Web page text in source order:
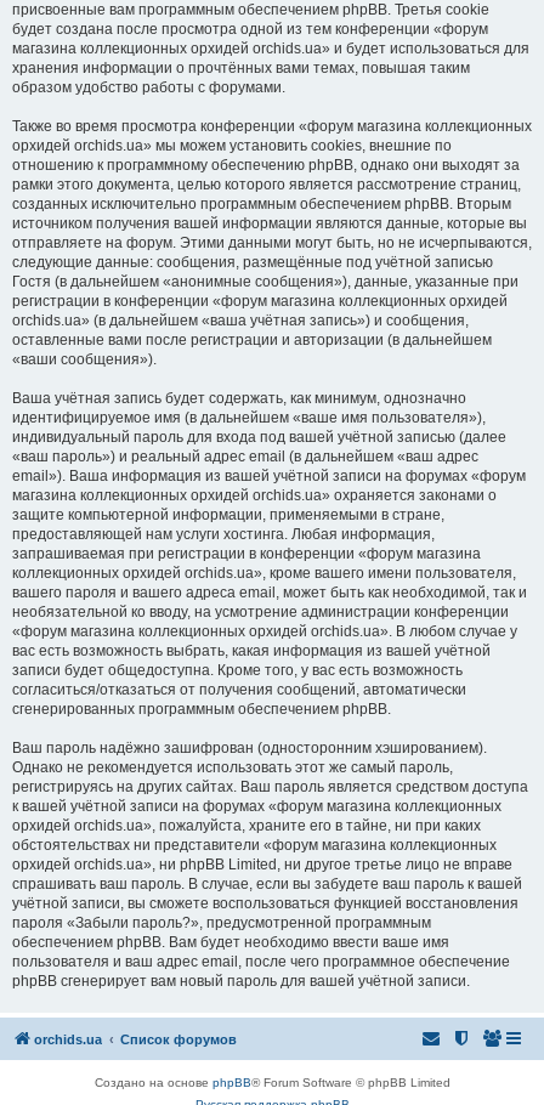
присвоенные вам программным обеспечением phpBB. Третья cookie
будет создана после просмотра одной из тем конференции «форум
магазина коллекционных орхидей orchids.ua» и будет использоваться для
хранения информации о прочтённых вами темах, повышая таким
образом удобство работы с форумами.
Также во время просмотра конференции «форум магазина коллекционных
орхидей orchids.ua» мы можем установить cookies, внешние по
отношению к программному обеспечению phpBB, однако они выходят за
рамки этого документа, целью которого является рассмотрение страниц,
созданных исключительно программным обеспечением phpBB. Вторым
источником получения вашей информации являются данные, которые вы
отправляете на форум. Этими данными могут быть, но не исчерпываются,
следующие данные: сообщения, размещённые под учётной записью
Гостя (в дальнейшем «анонимные сообщения»), данные, указанные при
регистрации в конференции «форум магазина коллекционных орхидей
orchids.ua» (в дальнейшем «ваша учётная запись») и сообщения,
оставленные вами после регистрации и авторизации (в дальнейшем
«ваши сообщения»).
Ваша учётная запись будет содержать, как минимум, однозначно
идентифицируемое имя (в дальнейшем «ваше имя пользователя»),
индивидуальный пароль для входа под вашей учётной записью (далее
«ваш пароль») и реальный адрес email (в дальнейшем «ваш адрес
email»). Ваша информация из вашей учётной записи на форумах «форум
магазина коллекционных орхидей orchids.ua» охраняется законами о
защите компьютерной информации, применяемыми в стране,
предоставляющей нам услуги хостинга. Любая информация,
запрашиваемая при регистрации в конференции «форум магазина
коллекционных орхидей orchids.ua», кроме вашего имени пользователя,
вашего пароля и вашего адреса email, может быть как необходимой, так и
необязательной ко вводу, на усмотрение администрации конференции
«форум магазина коллекционных орхидей orchids.ua». В любом случае у
вас есть возможность выбрать, какая информация из вашей учётной
записи будет общедоступна. Кроме того, у вас есть возможность
согласиться/отказаться от получения сообщений, автоматически
сгенерированных программным обеспечением phpBB.
Ваш пароль надёжно зашифрован (односторонним хэшированием).
Однако не рекомендуется использовать этот же самый пароль,
регистрируясь на других сайтах. Ваш пароль является средством доступа
к вашей учётной записи на форумах «форум магазина коллекционных
орхидей orchids.ua», пожалуйста, храните его в тайне, ни при каких
обстоятельствах ни представители «форум магазина коллекционных
орхидей orchids.ua», ни phpBB Limited, ни другое третье лицо не вправе
спрашивать ваш пароль. В случае, если вы забудете ваш пароль к вашей
учётной записи, вы сможете воспользоваться функцией восстановления
пароля «Забыли пароль?», предусмотренной программным
обеспечением phpBB. Вам будет необходимо ввести ваше имя
пользователя и ваш адрес email, после чего программное обеспечение
phpBB сгенерирует вам новый пароль для вашей учётной записи.
orchids.ua Список форумов
Создано на основе phpBB® Forum Software © phpBB Limited